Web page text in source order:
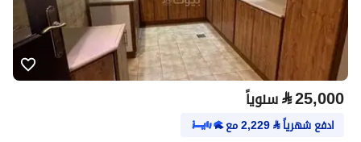
⃁25,000 سنوياً
ادفع شهرياً⃁
2,229مع